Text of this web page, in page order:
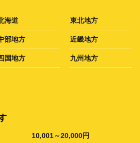
海道 東北地方
部地方 近畿地方
国地方 九州地方
10,001～20,000円